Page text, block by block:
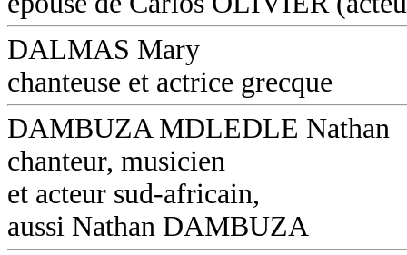
DALMAS Mary
chanteuse et actrice grecque
DAMBUZA MDLEDLE Nathan
chanteur, musicien
et acteur sud-africain,
aussi Nathan DAMBUZA